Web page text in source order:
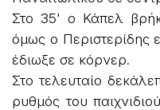
Στο 35' ο Κάπελ
όμως ο Περιστερίδης
έδιωξε σε κόρνερ.
Στο τελευταίο
ρυθμός του